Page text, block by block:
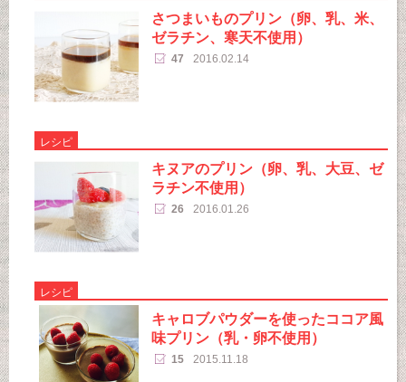
さつまいものプリン（卵、乳、米、
ゼラチン、寒天不使用）
47 2016.02.14
レシピ
キヌアのプリン（卵、乳、大豆、ゼ
ラチン不使用）
26 2016.01.26
レシピ
キャロブパウダーを使ったココア風
味プリン（乳・卵不使用）
15 2015.11.18